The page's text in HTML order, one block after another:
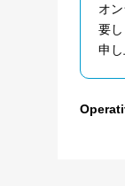
オ
要
申